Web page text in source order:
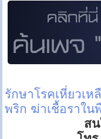
รักษาโรคเหี่ยวเห
พริก ฆ่าเชื้อราใ
ส